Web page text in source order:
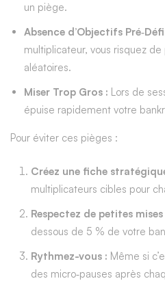
un piège.
Absence d’Objectifs
multiplicateur, vous risquez
aléatoires.
Miser Trop Gros : Lors de
épuise rapidement votre
Pour éviter ces pièges :
Créez une fiche
multiplicateurs cibles pour
Respectez de petites mises
dessous de 5 % de votre
Rythmez-vous : Même si
des micro‑pauses après